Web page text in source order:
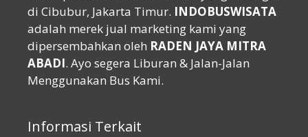
di Cibubur, Jakarta Timur. INDOBUSWISATA
adalah merek jual marketing kami yang
dipersembahkan oleh RADEN JAYA MITRA
ABADI. Ayo segera Liburan & Jalan-Jalan
Menggunakan Bus Kami.
Informasi Terkait